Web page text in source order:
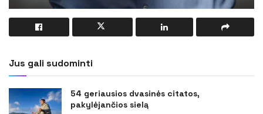
Jus gali sudominti
54 geriausios dvasinės citatos,
pakylėjančios sielą